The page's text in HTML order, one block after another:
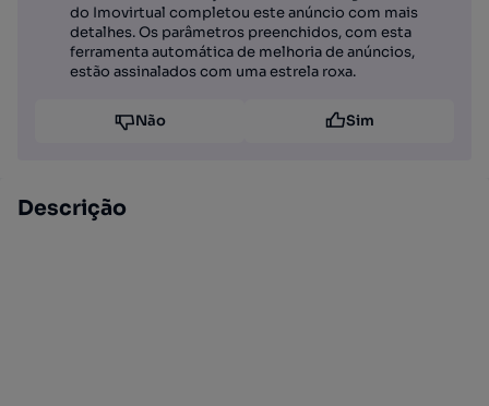
do Imovirtual completou este anúncio com mais
detalhes. Os parâmetros preenchidos, com esta
ferramenta automática de melhoria de anúncios,
estão assinalados com uma estrela roxa.
Não Sim
Descrição